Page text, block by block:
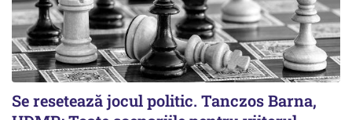
Se resetează jocul politic. Tanczos Barna,